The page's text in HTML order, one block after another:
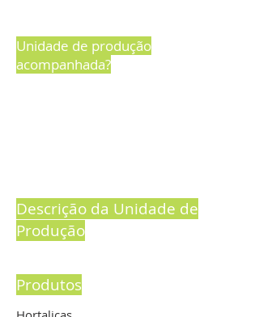
Unidade de produção
acompanhada?
Descrição da Unidade de
Produção
Produtos